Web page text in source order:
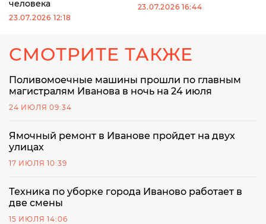
человека
23.07.2026 12:18
23.07.2026 16:44
СМОТРИТЕ ТАКЖЕ
Поливомоечные машины прошли по главным
магистралям Иванова в ночь на 24 июля
24 ИЮЛЯ 09:34
Ямочный ремонт в Иванове пройдет на двух
улицах
17 ИЮЛЯ 10:39
Техника по уборке города Иваново работает в
две смены
15 ИЮЛЯ 14:06